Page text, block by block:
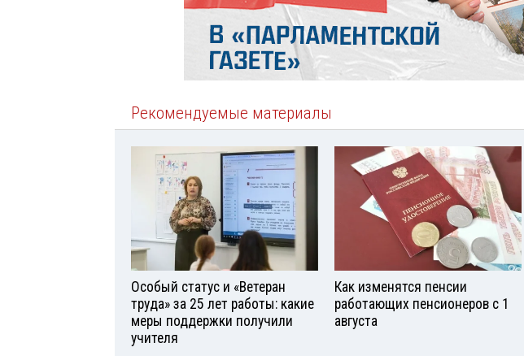
Рекомендуемые материалы
Особый статус и «Ветеран
труда» за 25 лет работы: какие
меры поддержки получили
учителя
Как изменятся пенсии
работающих пенсионеров с 1
августа